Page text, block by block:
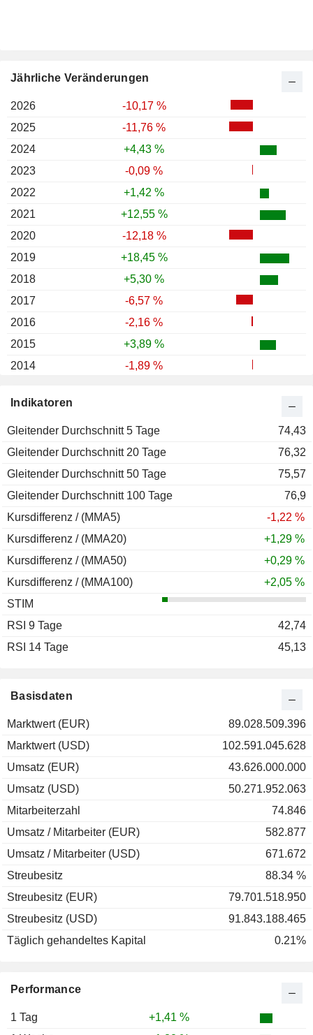
Performance
1 Tag
+1,41 %
Basisdaten
Marktwert (EUR)
89.028.509.396
Marktwert (USD)
102.591.045.628
Umsatz (EUR)
43.626.000.000
Umsatz (USD)
50.271.952.063
Mitarbeiterzahl
74.846
Umsatz / Mitarbeiter (EUR)
582.877
Umsatz / Mitarbeiter (USD)
671.672
Streubesitz
88.34 %
Streubesitz (EUR)
79.701.518.950
Streubesitz (USD)
91.843.188.465
Täglich gehandeltes Kapital
0.21%
Indikatoren
Gleitender Durchschnitt 5 Tage
74,43
Gleitender Durchschnitt 20 Tage
76,32
Gleitender Durchschnitt 50 Tage
75,57
Gleitender Durchschnitt 100 Tage
76,9
Kursdifferenz / (MMA5)
-1,22 %
Kursdifferenz / (MMA20)
+1,29 %
Kursdifferenz / (MMA50)
+0,29 %
Kursdifferenz / (MMA100)
+2,05 %
STIM
RSI 9 Tage
42,74
RSI 14 Tage
45,13
Jährliche Veränderungen
2026
-10,17 %
2025
-11,76 %
2024
+4,43 %
2023
-0,09 %
2022
+1,42 %
2021
+12,55 %
2020
-12,18 %
2019
+18,45 %
2018
+5,30 %
2017
-6,57 %
2016
-2,16 %
2015
+3,89 %
2014
-1,89 %
2012
2011
+18,60 %
2010
-13,09 %
2009
+21,28 %
2008
-27,91 %
2007
2006
-5,47 %
2005
+25,85 %
2004
-1,51 %
2003
+2,49 %
2002
2001
1999